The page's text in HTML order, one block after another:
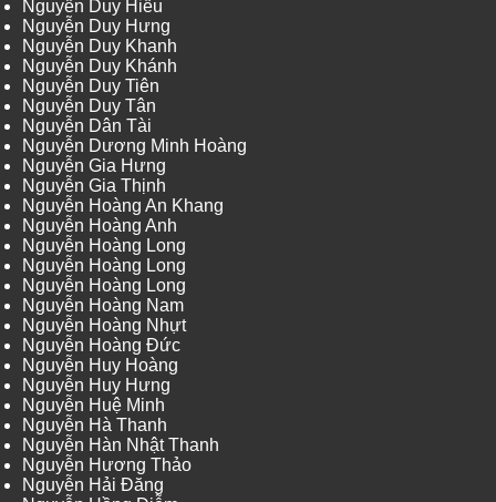
Nguyễn Duy Hiếu
Nguyễn Duy Hưng
Nguyễn Duy Khanh
Nguyễn Duy Khánh
Nguyễn Duy Tiên
Nguyễn Duy Tân
Nguyễn Dân Tài
Nguyễn Dương Minh Hoàng
Nguyễn Gia Hưng
Nguyễn Gia Thịnh
Nguyễn Hoàng An Khang
Nguyễn Hoàng Anh
Nguyễn Hoàng Long
Nguyễn Hoàng Long
Nguyễn Hoàng Long
Nguyễn Hoàng Nam
Nguyễn Hoàng Nhựt
Nguyễn Hoàng Đức
Nguyễn Huy Hoàng
Nguyễn Huy Hưng
Nguyễn Huệ Minh
Nguyễn Hà Thanh
Nguyễn Hàn Nhật Thanh
Nguyễn Hương Thảo
Nguyễn Hải Đăng